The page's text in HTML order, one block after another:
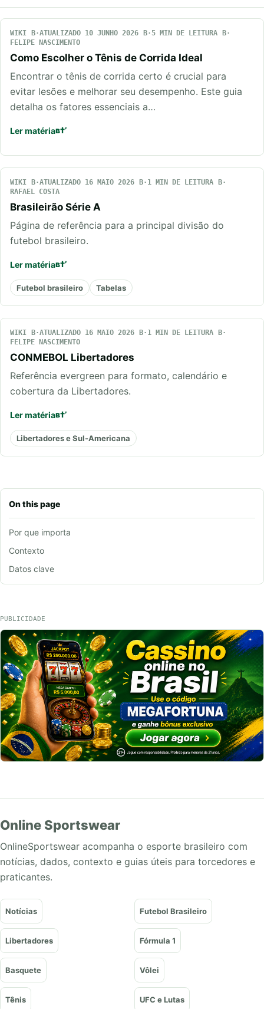
On this page
Por que importa
Contexto
Datos clave
WIKI ATUALIZADO 10 JUNHO 2026
5 MIN DE LEITURA
FELIPE NASCIMENTO
Como Escolher o Tênis de Corrida Ideal
Encontrar o tênis de corrida certo é crucial para
evitar lesões e melhorar seu desempenho. Este guia
detalha os fatores essenciais a…
Ler matéria
WIKI ATUALIZADO 16 MAIO 2026
1 MIN DE LEITURA
RAFAEL COSTA
Brasileirão Série A
Página de referência para a principal divisão do
futebol brasileiro.
Ler matéria
Futebol brasileiro Tabelas
WIKI ATUALIZADO 16 MAIO 2026
1 MIN DE LEITURA
FELIPE NASCIMENTO
CONMEBOL Libertadores
Referência evergreen para formato, calendário e
cobertura da Libertadores.
Ler matéria
Libertadores e Sul-Americana
PUBLICIDADE
Online Sportswear
OnlineSportswear acompanha o esporte brasileiro com
notícias, dados, contexto e guias úteis para torcedores e
praticantes.
Notícias Futebol Brasileiro
Libertadores Fórmula 1
Basquete Vôlei
Tênis UFC e Lutas